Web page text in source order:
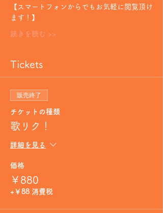
【スマートフォンからでもお気軽に閲覧頂け
ます！】
続きを読む >>
Tickets
販売終了
チケットの種類
歌リク！
詳細を見る
価格
￥880
+￥88 消費税